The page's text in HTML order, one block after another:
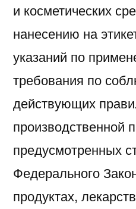
и косметических
нанесению на
указаний по
требования по
действующих
производственной
предусмотренных
Федерального
продуктах,